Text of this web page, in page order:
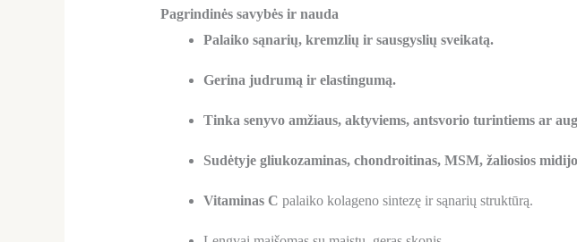
Pagrindinės savybės ir nauda
Palaiko sąnarių, kremzlių ir sausgyslių sveikatą.
Gerina judrumą ir elastingumą.
Tinka senyvo amžiaus, aktyviems, antsvorio turintiems ar
Sudėtyje gliukozaminas, chondroitinas, MSM, žaliosios
Vitaminas C palaiko kolageno sintezę ir sąnarių struktūrą.